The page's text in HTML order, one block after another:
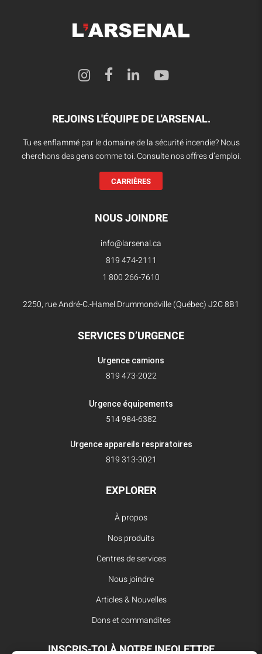
REJOINS L'ÉQUIPE DE L'ARSENAL.
Tu es enflammé par le domaine de la sécurité incendie? Nous
cherchons des gens comme toi. Consulte nos offres d’emploi.
CARRIÈRES
NOUS JOINDRE
info@larsenal.ca
819 474-2111
1 800 266-7610
2250, rue André-C.-Hamel Drummondville (Québec) J2C 8B1
SERVICES D’URGENCE
Urgence camions
819 473-2022
Urgence équipements
514 984-6382
Urgence appareils respiratoires
819 313-3021
EXPLORER
À propos
Nos produits
Centres de services
Nous joindre
Articles & Nouvelles
Dons et commandites
INSCRIS-TOI À NOTRE INFOLETTRE